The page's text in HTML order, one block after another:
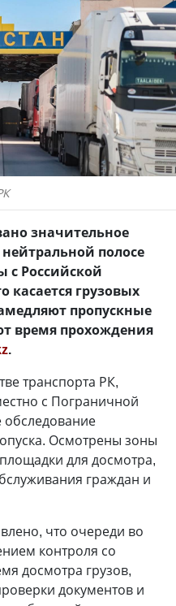
значительное
полосе
с Российской
касается грузовых
пропускные
время прохождения
.
транспорта РК,
с Пограничной
Осмотрены зоны
для досмотра,
граждан и
что очереди во
контроля со
досмотра грузов,
документов и